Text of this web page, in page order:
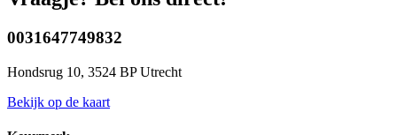
0031647749832
Hondsrug 10, 3524 BP Utrecht
Bekijk op de kaart